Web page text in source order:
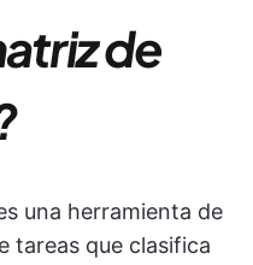
de
una herramienta de
tareas que clasifica